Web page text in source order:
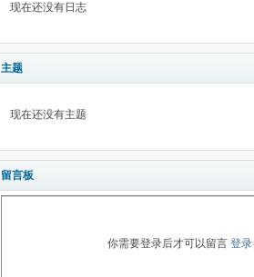
现在还没有日志
主题
现在还没有主题
留言板
你需要登录后才可以留言 登录|